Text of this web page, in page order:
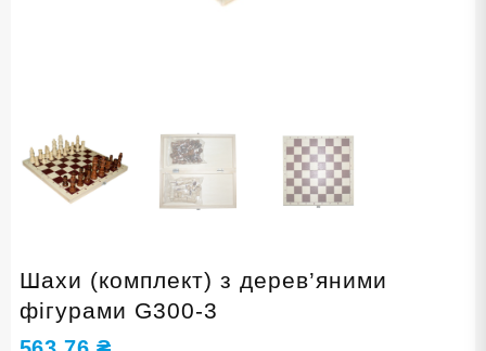
Шахи (комплект) з дерев’яними
фігурами G300-3